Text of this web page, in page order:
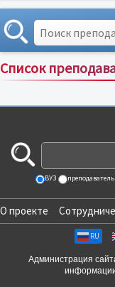
Список
ВУЗ преподаватель
О проекте
RU
Администрация